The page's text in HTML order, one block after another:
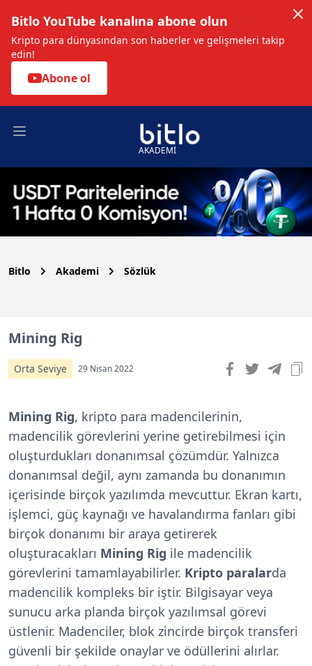
Bitlo YouTube kanalına abone olun
Kripto para dünyasından son haberler ve gelişmeleri takip
edin!
Abone ol
Open main menu
AKADEMİ
Bitlo Akademi Sözlük
Mining Rig
Orta Seviye 29 Nisan 2022
Mining Rig, kripto para madencilerinin,
madencilik görevlerini yerine getirebilmesi için
oluşturdukları donanımsal çözümdür. Yalnızca
donanımsal değil, aynı zamanda bu donanımın
içerisinde birçok yazılımda mevcuttur. Ekran kartı,
işlemci, güç kaynağı ve havalandırma fanları gibi
birçok donanımı bir araya getirerek
oluşturacakları Mining Rig ile madencilik
görevlerini tamamlayabilirler. Kripto paralarda
madencilik kompleks bir iştir. Bilgisayar veya
sunucu arka planda birçok yazılımsal görevi
üstlenir. Madenciler, blok zincirde birçok transferi
güvenli bir şekilde onaylar ve ödüllerini alırlar.